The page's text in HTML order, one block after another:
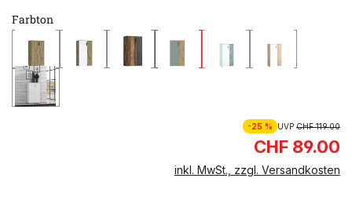
Farbton
-25 % UVPCHF 119.00
CHF 89.00
inkl. MwSt., zzgl. Versandkosten